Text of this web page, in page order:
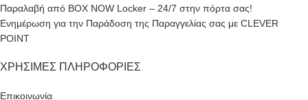
Παραλαβή από BOX NOW Locker – 24/7 στην πόρτα σας!
Ενημέρωση για την Παράδοση της Παραγγελίας σας με CLEVER
POINT
ΧΡΉΣΙΜΕΣ ΠΛΗΡΟΦΟΡΊΕΣ
Επικοινωνία